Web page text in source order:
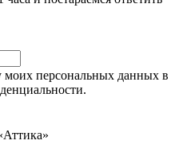
моих персональных данных в